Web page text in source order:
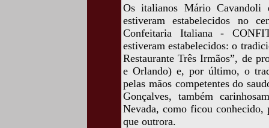
Os italianos Mário Cavandoli
estiveram estabelecidos no
Confeitaria Italiana -
estiveram estabelecidos: o
Restaurante Três Irmãos”, de
e Orlando) e, por último, o
pelas mãos competentes do
Gonçalves, também
Nevada, como ficou conhecido,
que outrora.